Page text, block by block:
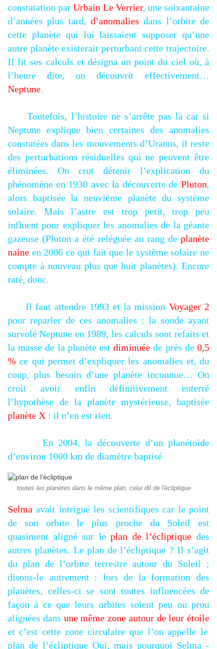
constatation parUrbain Le Verrier, une soixantaine
d’années plus tard, d’anomaliesdans l’orbite de
cette planète qui lui laissaient supposer qu’une
autre planèteexisterait perturbant cette trajectoire.
Il fit ses calculs et désigna un point du ciel où, à
l’heure dite, on découvrit effectivement…
Neptune.
Toutefois, l’histoire ne s’arrête pas là car si
Neptune explique bien certaines des anomalies
constatées dans les mouvements d’Uranus, il reste
des perturbations résiduelles qui ne peuvent être
éliminées. On crut détenir l’explication du
phénomène en 1930 avec la découverte de Pluton,
alors baptisée la neuvième planète du système
solaire. Mais l’astre est trop petit, trop peu
influent pour expliquer les anomalies de la géante
gazeuse (Pluton a été reléguée au rang de planète
naine en 2006 ce qui fait que le système solaire ne
compte à nouveau plus que huit planètes). Encore
raté, donc.
Il faut attendre 1993 et la mission Voyager 2
pour reparler de ces anomalies : la sonde ayant
survolé Neptune en 1989, les calculs sont refaits et
la masse de la planète estdiminuéede près de0,5
%ce qui permet d’expliquer les anomalies et, du
coup, plus besoin d’une planète inconnue… On
croit avoir enfin définitivement enterré
l’hypothèse de la planète mystérieuse, baptisée
planète X : il n’en est rien.
En 2004, la découverte d’un planétoïde
d’environ 1000 km de diamètre baptisé
toutes les planètes dans le même plan, celui dit de l'écliptique
Selma avait intrigué les scientifiques car le point
de son orbite le plus proche du Soleil est
quasiment aligné sur leplan de l’écliptique des
autres planètes. Le plan de l’écliptique ? Il s’agit
du plan de l’orbite terrestre autour du Soleil ;
disons-le autrement : lors de la formation des
planètes, celles-ci se sont toutes influencées de
façon à ce que leurs orbites soient peu ou prou
alignées dans une même zone autour de leur étoile
et c’est cette zone circulaire que l’on appelle le
plan de l’écliptique Oui, mais pourquoi Selma -